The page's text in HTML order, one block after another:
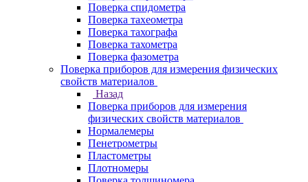
Поверка спидометра
Поверка тахеометра
Поверка тахографа
Поверка тахометра
Поверка фазометра
Поверка приборов для измерения физических
свойств материалов
Назад
Поверка приборов для измерения
физических свойств материалов
Нормалемеры
Пенетрометры
Пластометры
Плотномеры